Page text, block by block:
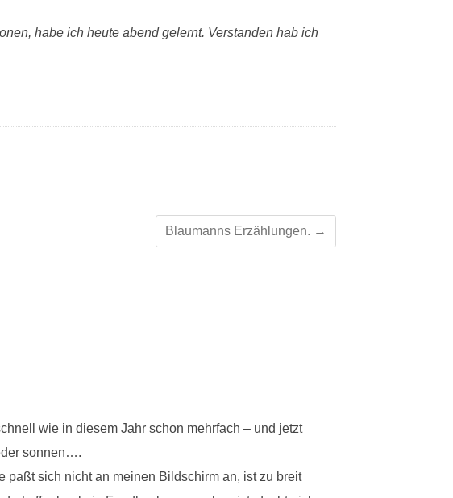
habe ich heute abend gelernt. Verstanden hab ich
Blaumanns Erzählungen. →
wie in diesem Jahr schon mehrfach – und jetzt
sonnen….
paßt sich nicht an meinen Bildschirm an, ist zu breit